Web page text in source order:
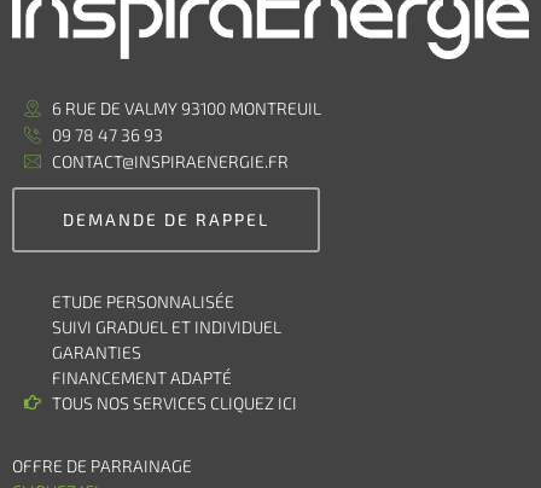
6 RUE DE VALMY 93100 MONTREUIL
09 78 47 36 93
CONTACT@INSPIRAENERGIE.FR
DEMANDE DE RAPPEL
ETUDE PERSONNALISÉE
SUIVI GRADUEL ET INDIVIDUEL
GARANTIES
FINANCEMENT ADAPTÉ
TOUS NOS SERVICES CLIQUEZ ICI
OFFRE DE PARRAINAGE